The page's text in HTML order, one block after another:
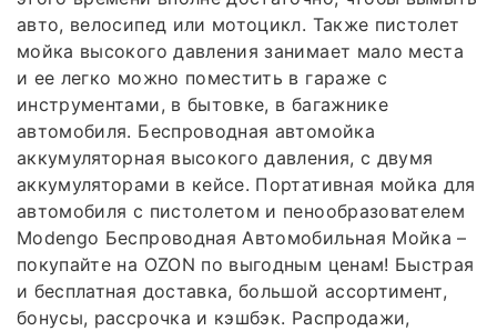
авто, велосипед или мотоцикл. Также пистолет
мойка высокого давления занимает мало места
и ее легко можно поместить в гараже с
инструментами, в бытовке, в багажнике
автомобиля. Беспроводная автомойка
аккумуляторная высокого давления, с двумя
аккумуляторами в кейсе. Портативная мойка для
автомобиля с пистолетом и пенообразователем
Modengo Беспроводная Автомобильная Мойка –
покупайте на OZON по выгодным ценам! Быстрая
и бесплатная доставка, большой ассортимент,
бонусы, рассрочка и кэшбэк. Распродажи,